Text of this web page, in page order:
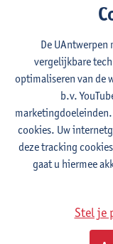
Contact
Stadscampus
Toon e-mailadres
2000 Antwerpen,
De UAntwerpen
vergelijkbare
optimaliseren van de
b.v.
cookies. Uw
deze tracking
gaat u hiermee
Stel je